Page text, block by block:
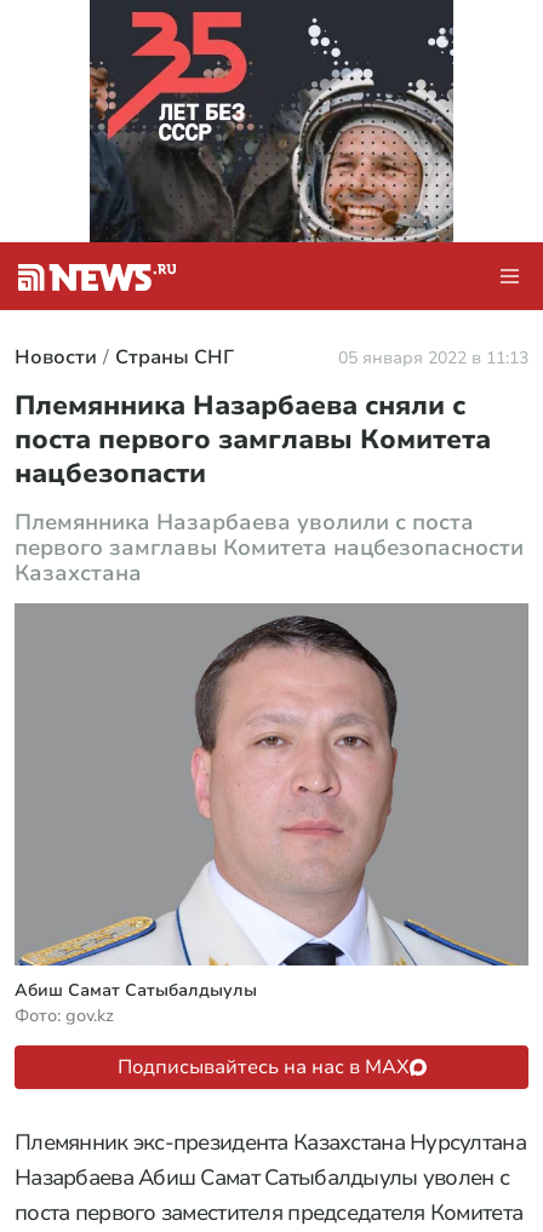
Новости Страны СНГ 05 января 2022 в 11:13
Племянника Назарбаева сняли с
поста первого замглавы Комитета
нацбезопасти
Племянника Назарбаева уволили с поста
первого замглавы Комитета нацбезопасности
Казахстана
Абиш Самат Сатыбалдыулы
Фото: gov.kz
Подписывайтесь на нас в MAX
Племянник экс-президента Казахстана Нурсултана
Назарбаева Абиш Самат Сатыбалдыулы уволен с
поста первого заместителя председателя Комитета